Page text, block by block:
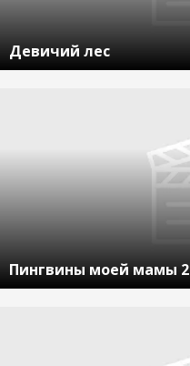
Девичий лес
Пингвины моей мамы 2